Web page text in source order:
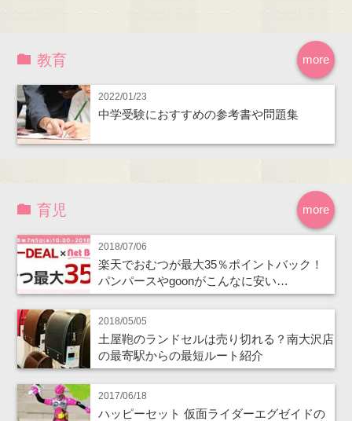
more
教育
2022/01/23
中学受験におすすめの参考書や問題集
more
育児
2018/07/06
楽天でおむつが最大35％ポイントバック！
パンパースやgoonがこんなに安い…
2018/05/05
土屋鞄のランドセルは売り切れる？南大沢店
の最寄駅からの最短ルート紹介
2017/06/18
ハッピーセット 仮面ライダーエグゼイドの